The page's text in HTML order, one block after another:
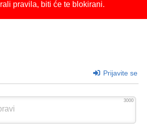
pravila, biti će te blokirani.
Prijavite se
3000